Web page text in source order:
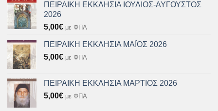
ΠΕΙΡΑΙΚΗ ΕΚΚΛΗΣΙΑ ΙΟΥΛΙΟΣ-ΑΥΓΟΥΣΤΟΣ
2026
5,00€ με ΦΠΑ
ΠΕΙΡΑΙΚΗ ΕΚΚΛΗΣΙΑ ΜΑΪΟΣ 2026
5,00€ με ΦΠΑ
ΠΕΙΡΑΙΚΗ ΕΚΚΛΗΣΙΑ ΜΑΡΤΙΟΣ 2026
5,00€ με ΦΠΑ